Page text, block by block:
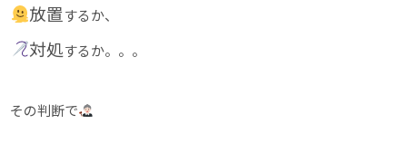
放置するか、
対処するか。。。
その判断で